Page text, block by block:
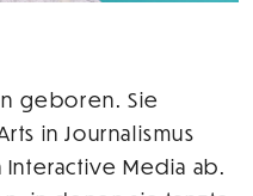
geboren. Sie
in Journalismus
Interactive Media ab.